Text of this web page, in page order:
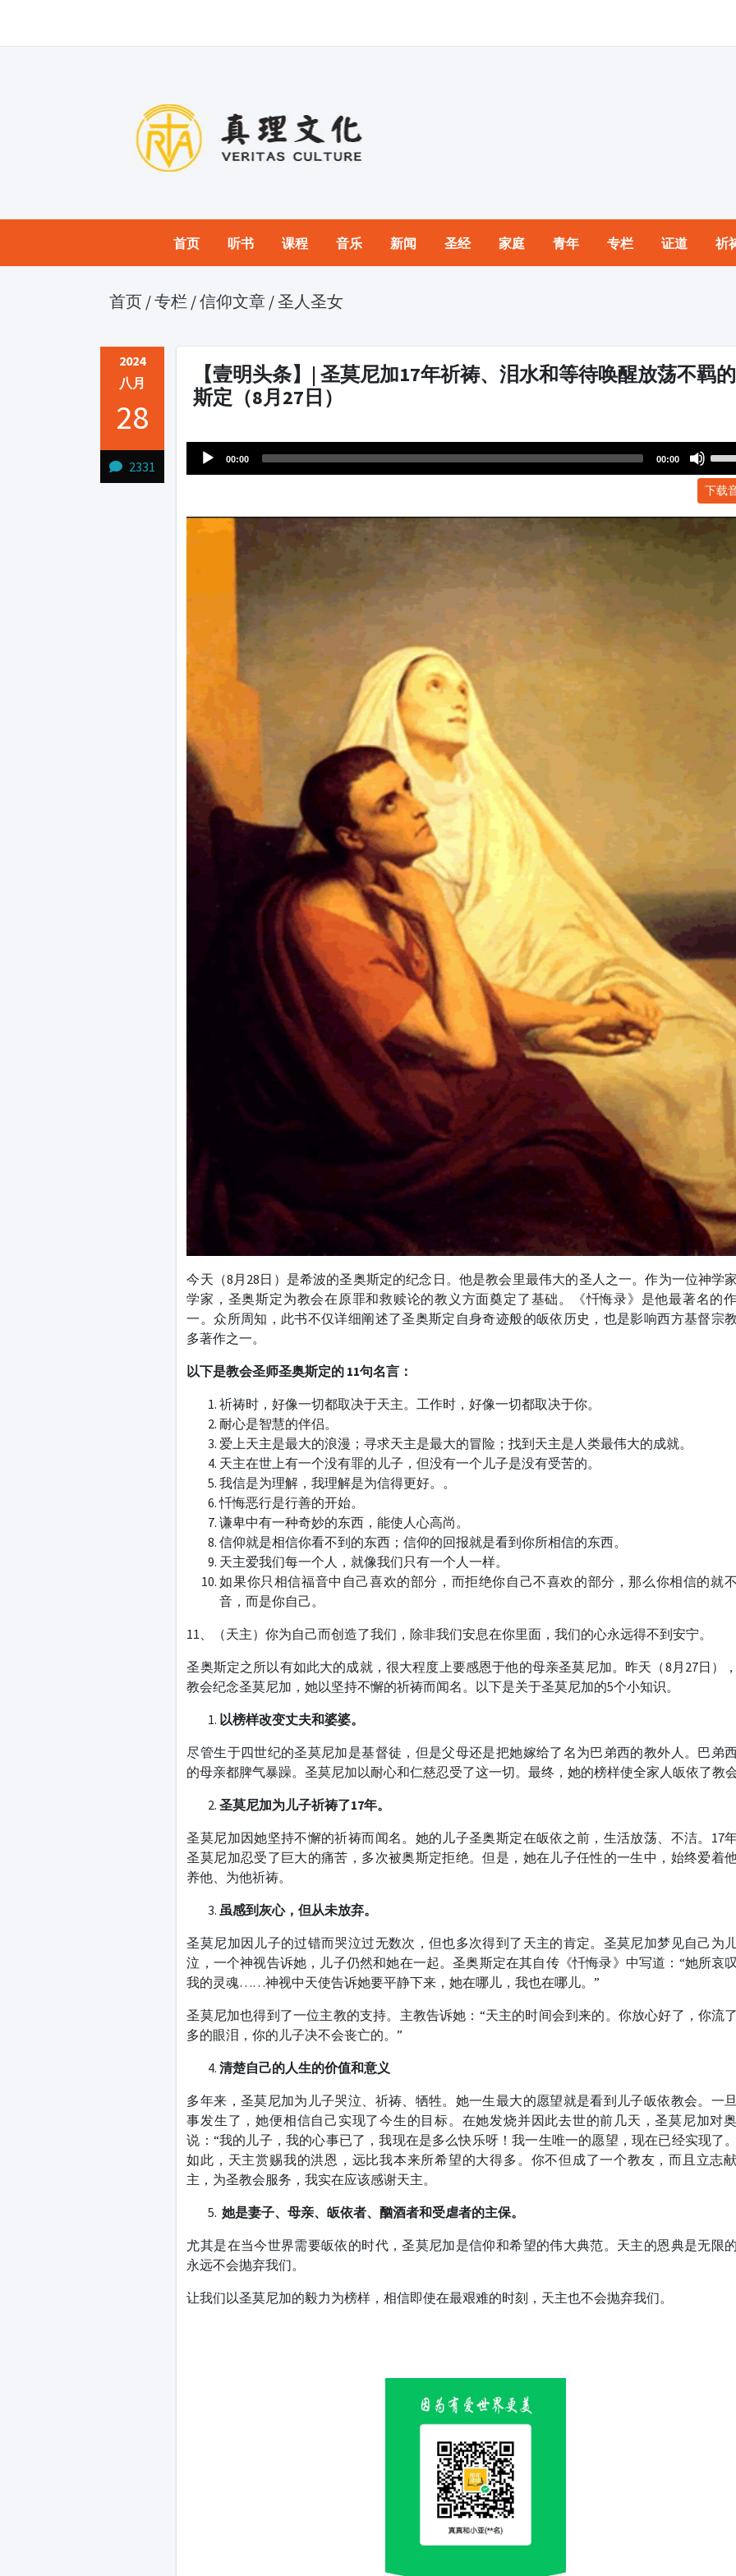
首页 听书 课程 音乐 新闻 圣经 家庭 青年 专栏 证道 祈
首页 /专栏 /信仰文章 /圣人圣女
2024
八月
28
2331
【壹明头条】| 圣莫尼加17年祈祷、泪水和等待唤醒放荡不羁
斯定（8月27日）
Player
00:00 00:00
下载
今天（8月28日）是希波的圣奥斯定的纪念日。他是教会里最伟大的圣人之一。作为一位神学
学家，圣奥斯定为教会在原罪和救赎论的教义方面奠定了基础。《忏悔录》是他最著名的
一。众所周知，此书不仅详细阐述了圣奥斯定自身奇迹般的皈依历史，也是影响西方基督宗
多著作之一。
以下是教会圣师圣奥斯定的 11句名言：
祈祷时，好像一切都取决于天主。工作时，好像一切都取决于你。
耐心是智慧的伴侣。
爱上天主是最大的浪漫；寻求天主是最大的冒险；找到天主是人类最伟大的成就。
天主在世上有一个没有罪的儿子，但没有一个儿子是没有受苦的。
我信是为理解，我理解是为信得更好。。
忏悔恶行是行善的开始。
谦卑中有一种奇妙的东西，能使人心高尚。
信仰就是相信你看不到的东西；信仰的回报就是看到你所相信的东西。
天主爱我们每一个人，就像我们只有一个人一样。
如果你只相信福音中自己喜欢的部分，而拒绝你自己不喜欢的部分，那么你相信的就
音，而是你自己。
11、（天主）你为自己而创造了我们，除非我们安息在你里面，我们的心永远得不到安宁。
圣奥斯定之所以有如此大的成就，很大程度上要感恩于他的母亲圣莫尼加。昨天（8月27日）
教会纪念圣莫尼加，她以坚持不懈的祈祷而闻名。以下是关于圣莫尼加的5个小知识。
以榜样改变丈夫和婆婆。
尽管生于四世纪的圣莫尼加是基督徒，但是父母还是把她嫁给了名为巴弟西的教外人。巴弟
的母亲都脾气暴躁。圣莫尼加以耐心和仁慈忍受了这一切。最终，她的榜样使全家人皈依了教
圣莫尼加为儿子祈祷了17年。
圣莫尼加因她坚持不懈的祈祷而闻名。她的儿子圣奥斯定在皈依之前，生活放荡、不洁。17
圣莫尼加忍受了巨大的痛苦，多次被奥斯定拒绝。但是，她在儿子任性的一生中，始终爱着
养他、为他祈祷。
虽感到灰心，但从未放弃。
圣莫尼加因儿子的过错而哭泣过无数次，但也多次得到了天主的肯定。圣莫尼加梦见自己为
泣，一个神视告诉她，儿子仍然和她在一起。圣奥斯定在其自传《忏悔录》中写道：“她所哀
我的灵魂……神视中天使告诉她要平静下来，她在哪儿，我也在哪儿。”
圣莫尼加也得到了一位主教的支持。主教告诉她：“天主的时间会到来的。你放心好了，你流
多的眼泪，你的儿子决不会丧亡的。”
清楚自己的人生的价值和意义
多年来，圣莫尼加为儿子哭泣、祈祷、牺牲。她一生最大的愿望就是看到儿子皈依教会。一
事发生了，她便相信自己实现了今生的目标。在她发烧并因此去世的前几天，圣莫尼加对
说：“我的儿子，我的心事已了，我现在是多么快乐呀！我一生唯一的愿望，现在已经实现了
如此，天主赏赐我的洪恩，远比我本来所希望的大得多。你不但成了一个教友，而且立志
主，为圣教会服务，我实在应该感谢天主。
她是妻子、母亲、皈依者、酗酒者和受虐者的主保。
尤其是在当今世界需要皈依的时代，圣莫尼加是信仰和希望的伟大典范。天主的恩典是无限
永远不会抛弃我们。
让我们以圣莫尼加的毅力为榜样，相信即使在最艰难的时刻，天主也不会抛弃我们。